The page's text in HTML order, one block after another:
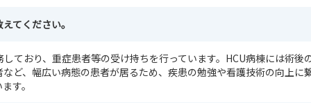
てください。
ており、重症患者等の受け持ちを行っています。HCU病棟には術後
ど、幅広い病態の患者が居るため、疾患の勉強や看護技術の向上に
す。